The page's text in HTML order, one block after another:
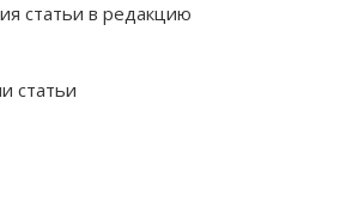
статьи в редакцию
статьи